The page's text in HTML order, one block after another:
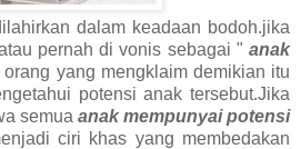
dalam keadaan bodoh.jika
pernah di vonis sebagai " anak
yang mengklaim demikian itu
potensi anak tersebut.Jika
semua anak mempunyai potensi
ciri khas yang membedakan